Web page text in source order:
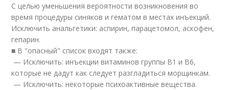
С целью уменьшения вероятности возникновения во
время процедуры синяков и гематом в местах инъекций.
Исключить анальгетики: аспирин, парацетомол, аскофен,
гепарин.
■ В "опасный" список входят также:
— Исключить: инъекции витаминов группы B1 и B6,
которые не дадут как следует разгладиться морщинкам.
— Исключить: некоторые психоактивные вещества.